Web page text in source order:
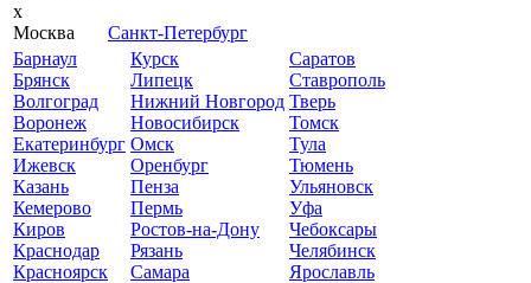
x
Москва
Санкт-Петербург
Барнаул
Брянск
Волгоград
Воронеж
Екатеринбург
Ижевск
Казань
Кемерово
Киров
Краснодар
Красноярск
Курск
Липецк
Нижний Новгород
Новосибирск
Омск
Оренбург
Пенза
Пермь
Ростов-на-Дону
Рязань
Самара
Саратов
Ставрополь
Тверь
Томск
Тула
Тюмень
Ульяновск
Уфа
Чебоксары
Челябинск
Ярославль